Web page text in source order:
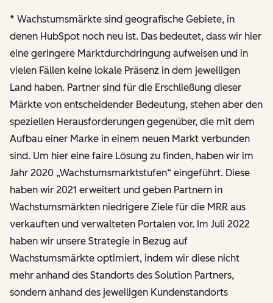
* Wachstumsmärkte sind geografische Gebiete, in
denen HubSpot noch neu ist. Das bedeutet, dass wir hier
eine geringere Marktdurchdringung aufweisen und in
vielen Fällen keine lokale Präsenz in dem jeweiligen
Land haben. Partner sind für die Erschließung dieser
Märkte von entscheidender Bedeutung, stehen aber den
speziellen Herausforderungen gegenüber, die mit dem
Aufbau einer Marke in einem neuen Markt verbunden
sind. Um hier eine faire Lösung zu finden, haben wir im
Jahr 2020 „Wachstumsmarktstufen“ eingeführt. Diese
haben wir 2021 erweitert und geben Partnern in
Wachstumsmärkten niedrigere Ziele für die MRR aus
verkauften und verwalteten Portalen vor. Im Juli 2022
haben wir unsere Strategie in Bezug auf
Wachstumsmärkte optimiert, indem wir diese nicht
mehr anhand des Standorts des Solution Partners,
sondern anhand des jeweiligen Kundenstandorts